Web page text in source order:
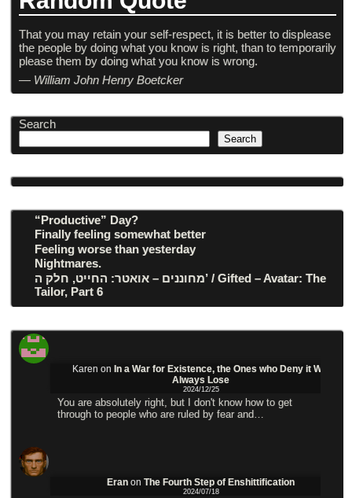
That you may retain your self-respect, it is better to displease
the people by doing what you know is right, than to temporarily
please them by doing what you know is wrong.
— William John Henry Boetcker
Search
Search
“Productive” Day?
Finally feeling somewhat better
Feeling worse than yesterday
Nightmares.
מחוננים – אואטר: החייט, חלק ה’ / Gifted – Avatar: The
Tailor, Part 6
Karen onIn a War for Existence, the Ones who Deny it Will
Always Lose
2024/12/25
You are absolutely right, but I don't know how to get
through to people who are ruled by fear and…
Eran onThe Fourth Step of Enshittification
2024/07/18